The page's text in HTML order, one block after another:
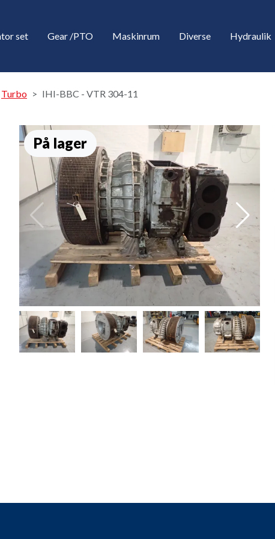
set Gear /PTO Maskinrum Diverse Hydraulik
Turbo IHI-BBC - VTR 304-11
Dropdown
Dropdown
Dropdown
Dropdown
Dropdown
Dropdown
På lager